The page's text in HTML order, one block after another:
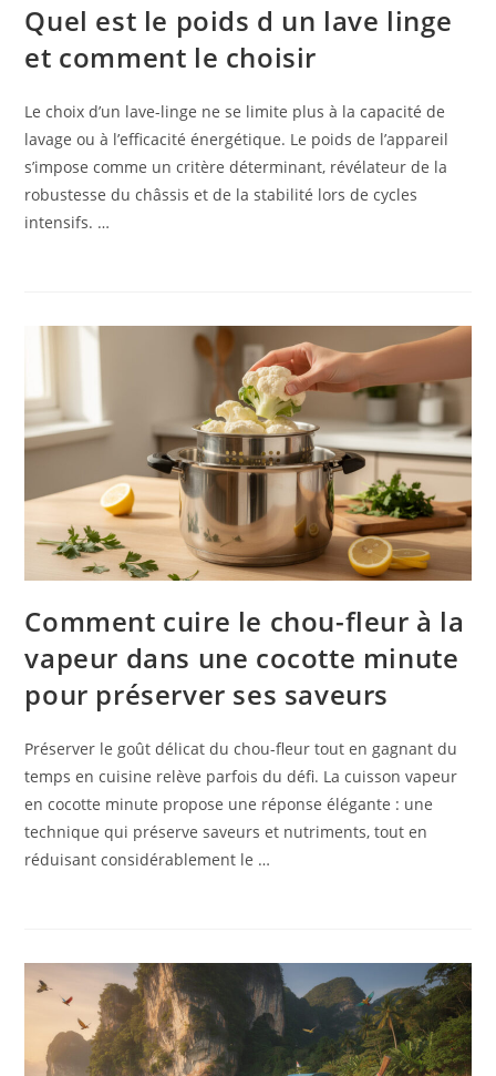
Quel est le poids d un lave linge
et comment le choisir
Le choix d’un lave-linge ne se limite plus à la capacité de
lavage ou à l’efficacité énergétique. Le poids de l’appareil
s’impose comme un critère déterminant, révélateur de la
robustesse du châssis et de la stabilité lors de cycles
intensifs. …
Comment cuire le chou-fleur à la
vapeur dans une cocotte minute
pour préserver ses saveurs
Préserver le goût délicat du chou-fleur tout en gagnant du
temps en cuisine relève parfois du défi. La cuisson vapeur
en cocotte minute propose une réponse élégante : une
technique qui préserve saveurs et nutriments, tout en
réduisant considérablement le …